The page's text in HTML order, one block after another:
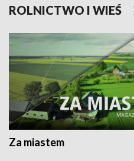
ROLNICTWO I WIEŚ
Za miastem